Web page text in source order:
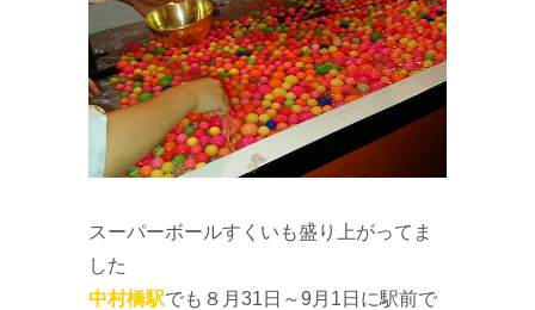
スーパーボールすくいも盛り上がってま
した
中村橋駅でも８月31日～9月1日に駅前で